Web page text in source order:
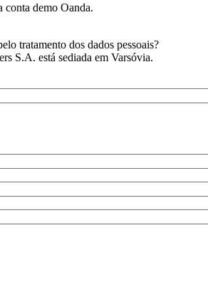
conta demo Oanda.
tratamento dos dados pessoais?
S.A. está sediada em Varsóvia.